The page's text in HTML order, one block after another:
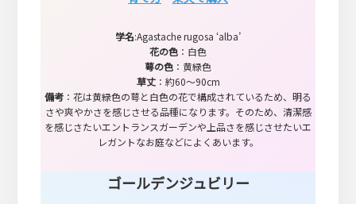
学名:Agastache rugosa ‘alba’
花の色 ：白色
萼の色 ：黄緑色
草丈：約60～90cm
備考 ：花は黄緑色の萼と白色の花で構成されているため、明る
さや爽やかさを感じさせる品種になります。そのため、清潔感
を感じさたいエントランスガーデンや上品さを感じさせたいエ
レガントなお庭などによくあいます。
ゴールデンジュビリー